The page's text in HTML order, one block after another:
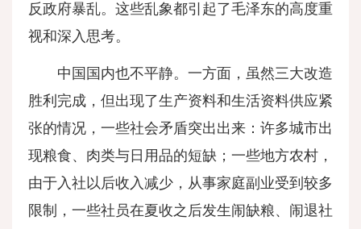
反政府暴乱。这些乱象都引起了毛泽东的高度重
视和深入思考。
中国国内也不平静。一方面，虽然三大改造
胜利完成，但出现了生产资料和生活资料供应紧
张的情况，一些社会矛盾突出出来：许多城市出
现粮食、肉类与日用品的短缺；一些地方农村，
由于入社以后收入减少，从事家庭副业受到较多
限制，一些社员在夏收之后发生闹缺粮、闹退社